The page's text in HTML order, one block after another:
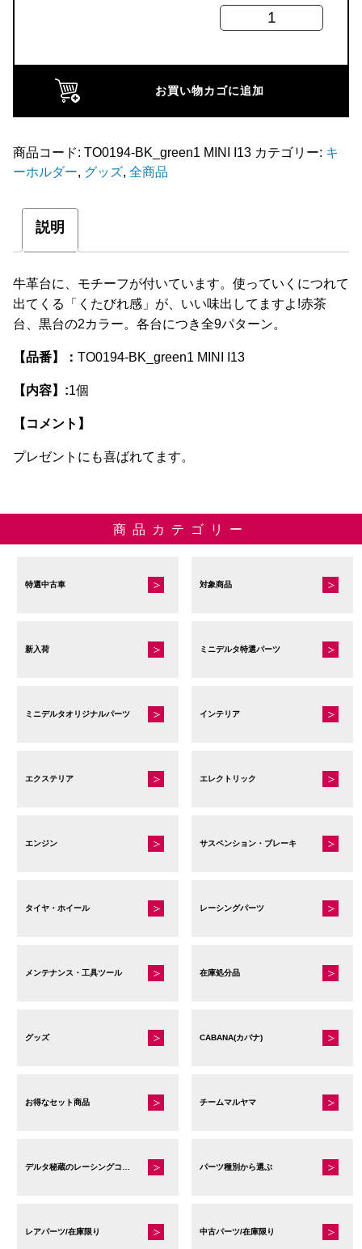
ル
ダ
黒
個
お買い物カゴに追加
商品コード: TO0194-BK_green1 MINI I13 カテゴリー: キ
ーホルダー, グッズ, 全商品
説明
牛革台に、モチーフが付いています。使っていくにつれて
出てくる「くたびれ感」が、いい味出してますよ!赤茶
台、黒台の2カラー。各台につき全9パターン。
【品番】： TO0194-BK_green1 MINI I13
【内容】:1個
【コメント】
プレゼントにも喜ばれてます。
商品カテゴリー
特選中古車 対象商品
新入荷 ミニデルタ特選パーツ
ミニデルタオリジナルパーツ インテリア
エクステリア エレクトリック
エンジン サスペンション・ブレーキ
タイヤ・ホイール レーシングパーツ
メンテナンス・工具ツール 在庫処分品
グッズ CABANA(カバナ)
お得なセット商品 チームマルヤマ
パーツ種別から選ぶ
レアパーツ/在庫限り 中古パーツ/在庫限り